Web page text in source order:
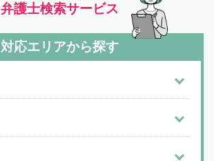
弁護士検索サービス
対応エリアから探す